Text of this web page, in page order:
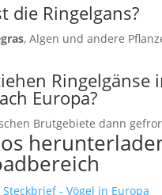
die Ringelgans?
, Algen und andere
Ringelgänse
Europa?
Brutgebiete dann